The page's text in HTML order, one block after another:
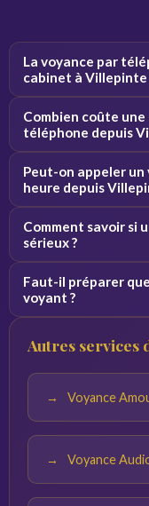
La voyance par
cabinet à Villepinte
Par téléphone, le
Combien coûte
téléphone depuis
voyant. Des
Peut-on appeler
heure depuis
pouvez appeler de
Comment savoir si
sérieux ?
du voyant sur la
Faut-il préparer
voyant ?
calme. Plus vos
Autres services
Voyance
Voyance